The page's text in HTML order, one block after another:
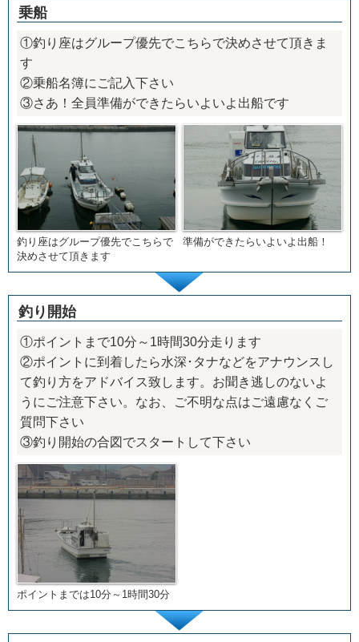
乗船
①釣り座はグループ優先でこちらで決めさせて頂きま
す
②乗船名簿にご記入下さい
③さあ！全員準備ができたらいよいよ出船です
釣り座はグループ優先でこちらで
決めさせて頂きます
準備ができたらいよいよ出船！
釣り開始
①ポイントまで10分～1時間30分走ります
②ポイントに到着したら水深･タナなどをアナウンスし
て釣り方をアドバイス致します。お聞き逃しのないよ
うにご注意下さい。なお、ご不明な点はご遠慮なくご
質問下さい
③釣り開始の合図でスタートして下さい
ポイントまでは10分～1時間30分